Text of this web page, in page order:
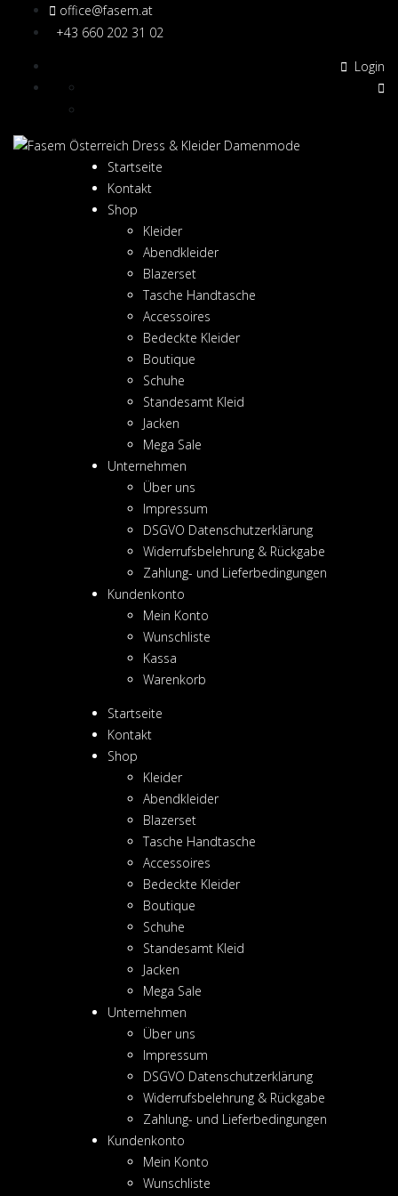
office@fasem.at
+43 660 202 31 02
Login
Startseite
Kontakt
Shop
Kleider
Abendkleider
Blazerset
Tasche Handtasche
Accessoires
Bedeckte Kleider
Boutique
Schuhe
Standesamt Kleid
Jacken
Mega Sale
Unternehmen
Über uns
Impressum
DSGVO Datenschutzerklärung
Widerrufsbelehrung & Rückgabe
Zahlung- und Lieferbedingungen
Kundenkonto
Mein Konto
Wunschliste
Kassa
Warenkorb
Startseite
Kontakt
Shop
Kleider
Abendkleider
Blazerset
Tasche Handtasche
Accessoires
Bedeckte Kleider
Boutique
Schuhe
Standesamt Kleid
Jacken
Mega Sale
Unternehmen
Über uns
Impressum
DSGVO Datenschutzerklärung
Widerrufsbelehrung & Rückgabe
Zahlung- und Lieferbedingungen
Kundenkonto
Mein Konto
Wunschliste